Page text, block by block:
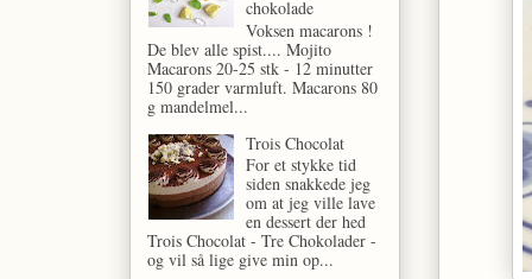
chokolade
Voksen macarons !
De blev alle spist.... Mojito
Macarons 20-25 stk - 12 minutter
150 grader varmluft. Macarons 80
g mandelmel...
Trois Chocolat
For et stykke tid
siden snakkede jeg
om at jeg ville lave
en dessert der hed
Trois Chocolat - Tre Chokolader -
og vil så lige give min op...